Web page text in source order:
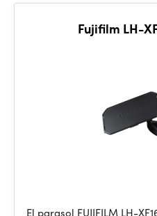
Fujifilm LH-
El parasol FUJIFILM LH-